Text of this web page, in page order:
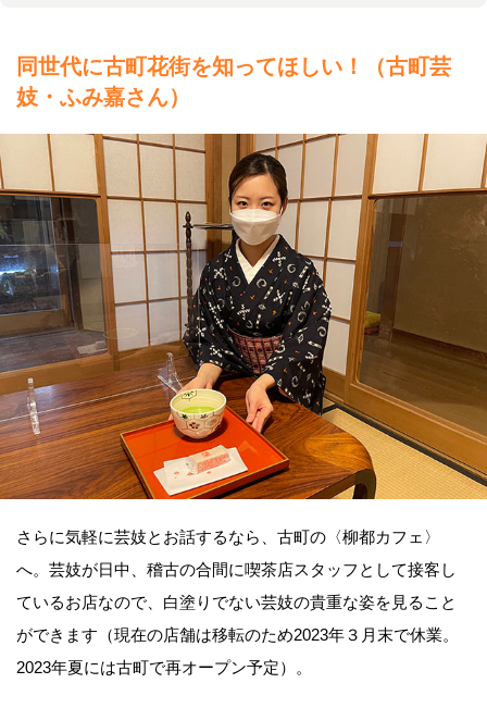
同世代に古町花街を知ってほしい！（古町芸
妓・ふみ嘉さん）
さらに気軽に芸妓とお話するなら、古町の〈柳都カフェ〉
へ。芸妓が日中、稽古の合間に喫茶店スタッフとして接客し
ているお店なので、白塗りでない芸妓の貴重な姿を見ること
ができます（現在の店舗は移転のため2023年３月末で休業。
2023年夏には古町で再オープン予定）。